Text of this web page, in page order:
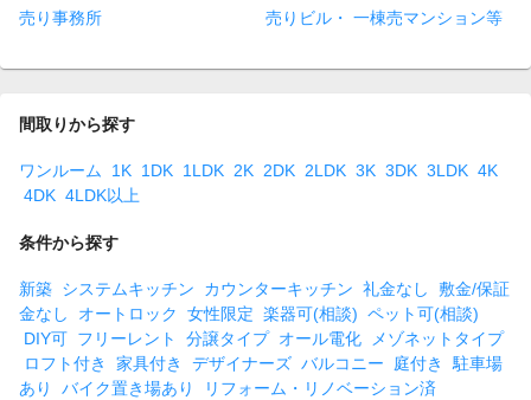
売り事務所 売りビル・ 一棟売マンション等
間取りから探す
ワンルーム 1K 1DK 1LDK 2K 2DK 2LDK 3K 3DK 3LDK 4K
4DK 4LDK以上
条件から探す
新築 システムキッチン カウンターキッチン 礼金なし
敷金/保証
金なし
オートロック 女性限定 楽器可(相談) ペット可(相談)
DIY可 フリーレント 分譲タイプ オール電化
メゾネットタイプ
ロフト付き
家具付き デザイナーズ バルコニー 庭付き
駐車場
あり
バイク置き場あり リフォーム・リノベーション済